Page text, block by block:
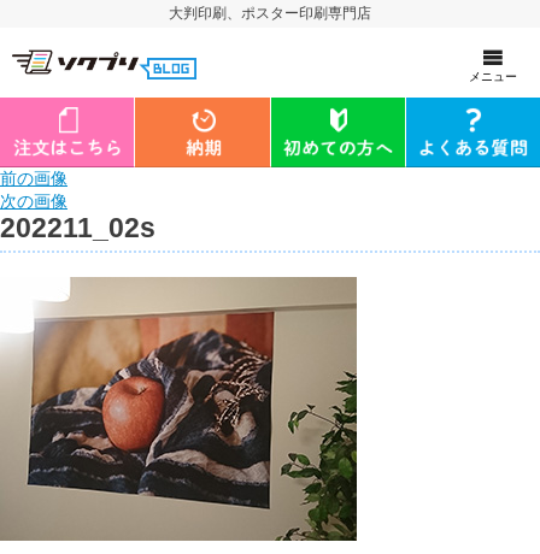
大判印刷、ポスター印刷専門店
メニュー
前の画像
次の画像
202211_02s